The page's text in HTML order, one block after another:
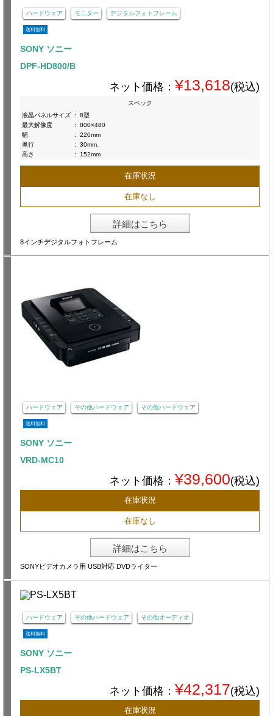
ハードウェア モニター デジタルフォトフレーム
送料無料
SONY ソニー
DPF-HD800/B
ネット価格： ¥13,618(税込)
スペック
液晶パネルサイズ :
8型
最大解像度
:
800×480
幅
:
220mm
奥行
:
30mm.
高さ
: 152mm
在庫状況
在庫なし
詳細はこちら
8インチデジタルフォトフレーム
ハードウェア その他ハードウェア その他ハードウェア
送料無料
SONY ソニー
VRD-MC10
ネット価格： ¥39,600(税込)
在庫状況
在庫なし
詳細はこちら
SONYビデオカメラ用 USB対応 DVDライター
ハードウェア その他ハードウェア その他オーディオ
送料無料
SONY ソニー
PS-LX5BT
ネット価格： ¥42,317(税込)
在庫状況